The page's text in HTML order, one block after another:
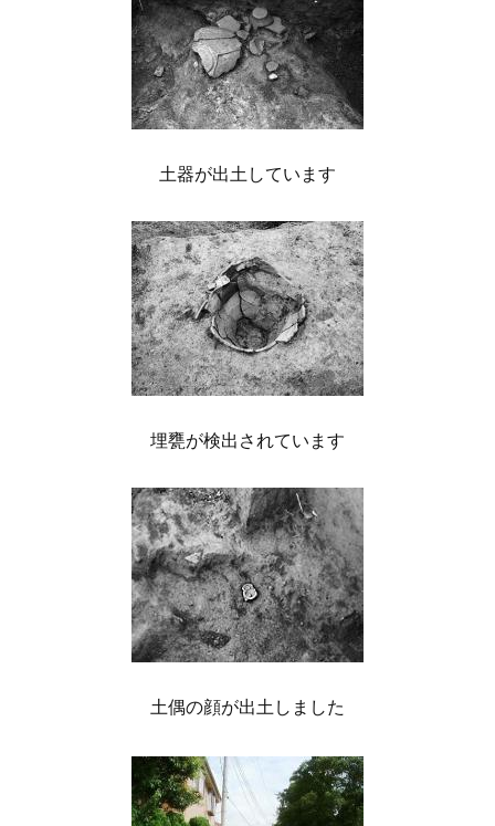
土器が出土しています
埋甕が検出されています
土偶の顔が出土しました